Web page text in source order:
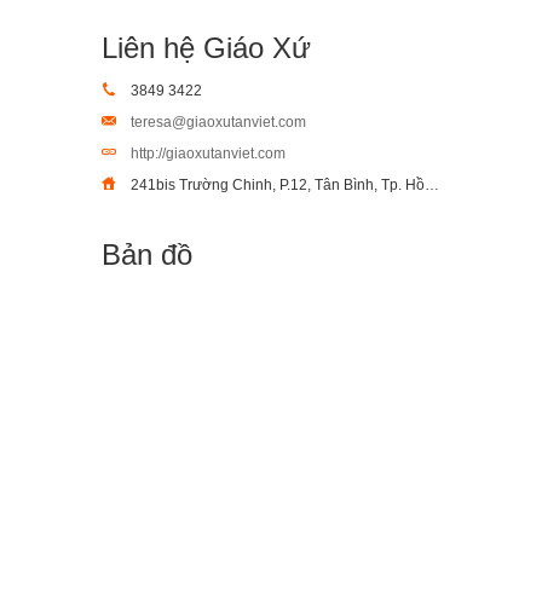
Liên hệ Giáo Xứ
3849 3422
teresa@giaoxutanviet.com
http://giaoxutanviet.com
241bis Trường Chinh, P.12, Tân Bình, Tp. Hồ Chí Minh
Bản đồ